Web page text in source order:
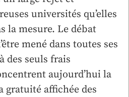
universités qu’elles
la mesure. Le débat
mené dans toutes ses
des seuls frais
aujourd’hui la
gratuité affichée des